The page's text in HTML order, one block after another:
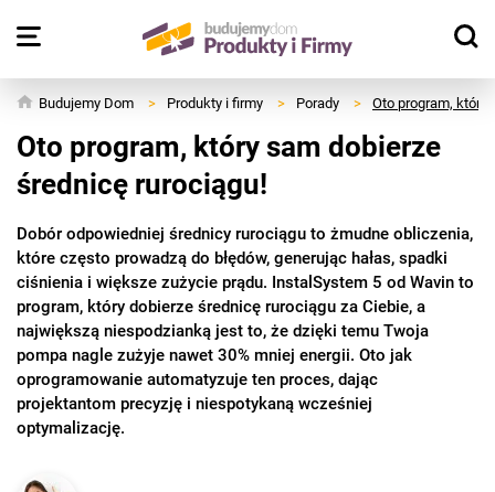
Budujemy Dom > Produkty i firmy > Porady > Oto program, który
Oto program, który sam dobierze
średnicę rurociągu!
Dobór odpowiedniej średnicy rurociągu to żmudne obliczenia,
które często prowadzą do błędów, generując hałas, spadki
ciśnienia i większe zużycie prądu. InstalSystem 5 od Wavin to
program, który dobierze średnicę rurociągu za Ciebie, a
największą niespodzianką jest to, że dzięki temu Twoja
pompa nagle zużyje nawet 30% mniej energii. Oto jak
oprogramowanie automatyzuje ten proces, dając
projektantom precyzję i niespotykaną wcześniej
optymalizację.